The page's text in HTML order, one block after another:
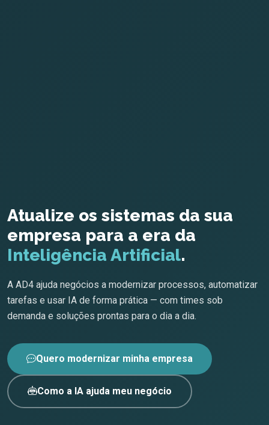
Atualize os sistemas da sua
empresa para a era da
Inteligência Artificial.
A AD4 ajuda negócios a modernizar processos, automatizar
tarefas e usar IA de forma prática — com times sob
demanda e soluções prontas para o dia a dia.
Quero modernizar minha empresa
Como a IA ajuda meu negócio